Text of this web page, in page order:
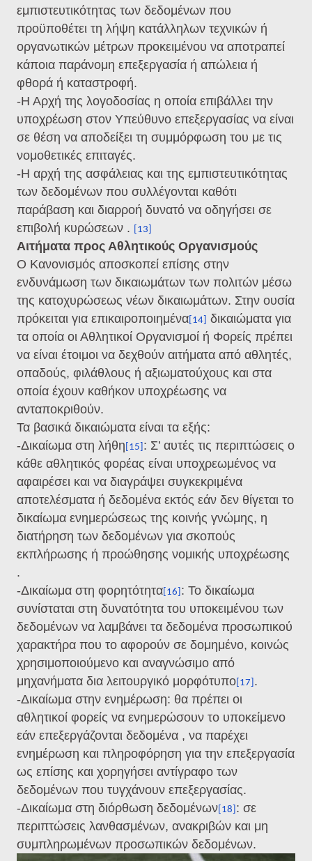
εμπιστευτικότητας των δεδομένων που
προϋποθέτει τη λήψη κατάλληλων τεχνικών ή
οργανωτικών μέτρων προκειμένου να αποτραπεί
κάποια παράνομη επεξεργασία ή απώλεια ή
φθορά ή καταστροφή.
-Η Αρχή της λογοδοσίας η οποία επιβάλλει την
υποχρέωση στον Υπεύθυνο επεξεργασίας να είναι
σε θέση να αποδείξει τη συμμόρφωση του με τις
νομοθετικές επιταγές.
-Η αρχή της ασφάλειας και της εμπιστευτικότητας
των δεδομένων που συλλέγονται καθότι
παράβαση και διαρροή δυνατό να οδηγήσει σε
επιβολή κυρώσεων .
[13]
Αιτήματα προς Αθλητικούς Οργανισμούς
Ο Κανονισμός αποσκοπεί επίσης στην
ενδυνάμωση των δικαιωμάτων των πολιτών μέσω
της κατοχυρώσεως νέων δικαιωμάτων. Στην ουσία
πρόκειται για επικαιροποιημένα [14]
δικαιώματα για
τα οποία οι Αθλητικοί Οργανισμοί ή Φορείς πρέπει
να είναι έτοιμοι να δεχθούν αιτήματα από αθλητές,
οπαδούς, φιλάθλους ή αξιωματούχους και στα
οποία έχουν καθήκον υποχρέωσης να
ανταποκριθούν.
Τα βασικά δικαιώματα είναι τα εξής:
-Δικαίωμα στη λήθη [15] : Σ’ αυτές τις περιπτώσεις ο
κάθε αθλητικός φορέας είναι υποχρεωμένος να
αφαιρέσει και να διαγράψει συγκεκριμένα
αποτελέσματα ή δεδομένα εκτός εάν δεν θίγεται το
δικαίωμα ενημερώσεως της κοινής γνώμης, η
διατήρηση των δεδομένων για σκοπούς
εκπλήρωσης ή προώθησης νομικής υποχρέωσης
.
-Δικαίωμα στη φορητότητα [16] : Το δικαίωμα
συνίσταται στη δυνατότητα του υποκειμένου των
δεδομένων να λαμβάνει τα δεδομένα προσωπικού
χαρακτήρα που το αφορούν σε δομημένο, κοινώς
χρησιμοποιούμενο και αναγνώσιμο από
μηχανήματα δια λειτουργικό μορφότυπο [17] .
-Δικαίωμα στην ενημέρωση: θα πρέπει οι
αθλητικοί φορείς να ενημερώσουν το υποκείμενο
εάν επεξεργάζονται δεδομένα , να παρέχει
ενημέρωση και πληροφόρηση για την επεξεργασία
ως επίσης και χορηγήσει αντίγραφο των
δεδομένων που τυγχάνουν επεξεργασίας.
-Δικαίωμα στη διόρθωση δεδομένων [18] : σε
περιπτώσεις λανθασμένων, ανακριβών και μη
συμπληρωμένων προσωπικών δεδομένων.